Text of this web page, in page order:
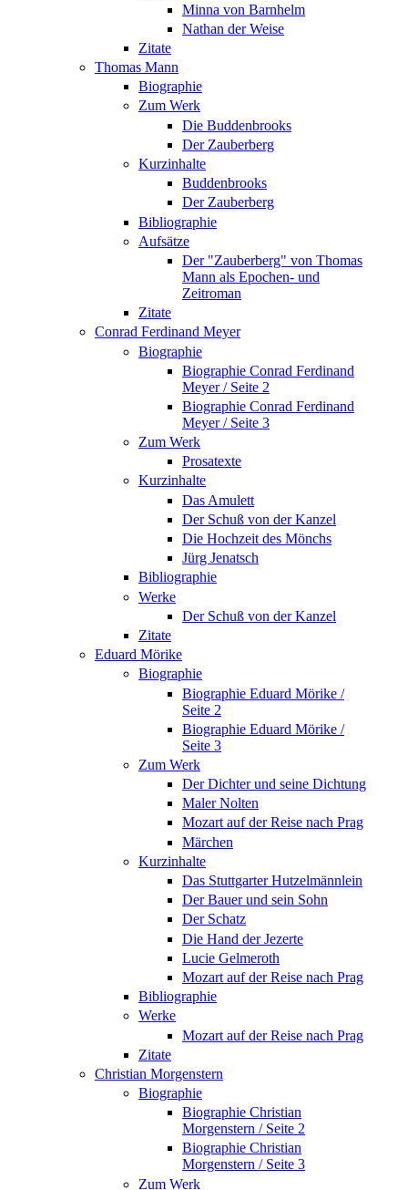
Minna von Barnhelm
Nathan der Weise
Zitate
Thomas Mann
Biographie
Zum Werk
Die Buddenbrooks
Der Zauberberg
Kurzinhalte
Buddenbrooks
Der Zauberberg
Bibliographie
Aufsätze
Der "Zauberberg" von Thomas
Mann als Epochen- und
Zeitroman
Zitate
Conrad Ferdinand Meyer
Biographie
Biographie Conrad Ferdinand
Meyer / Seite 2
Biographie Conrad Ferdinand
Meyer / Seite 3
Zum Werk
Prosatexte
Kurzinhalte
Das Amulett
Der Schuß von der Kanzel
Die Hochzeit des Mönchs
Jürg Jenatsch
Bibliographie
Werke
Der Schuß von der Kanzel
Zitate
Eduard Mörike
Biographie
Biographie Eduard Mörike /
Seite 2
Biographie Eduard Mörike /
Seite 3
Zum Werk
Der Dichter und seine Dichtung
Maler Nolten
Mozart auf der Reise nach Prag
Märchen
Kurzinhalte
Das Stuttgarter Hutzelmännlein
Der Bauer und sein Sohn
Der Schatz
Die Hand der Jezerte
Lucie Gelmeroth
Mozart auf der Reise nach Prag
Bibliographie
Werke
Mozart auf der Reise nach Prag
Zitate
Christian Morgenstern
Biographie
Biographie Christian
Morgenstern / Seite 2
Biographie Christian
Morgenstern / Seite 3
Zum Werk